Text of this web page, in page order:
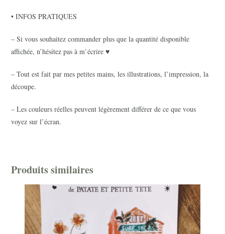
• INFOS PRATIQUES
– Si vous souhaitez commander plus que la quantité disponible
affichée, n’hésitez pas à m’écrire ♥
– Tout est fait par mes petites mains, les illustrations, l’impression, la
découpe.
– Les couleurs réelles peuvent légèrement différer de ce que vous
voyez sur l’écran.
Produits similaires